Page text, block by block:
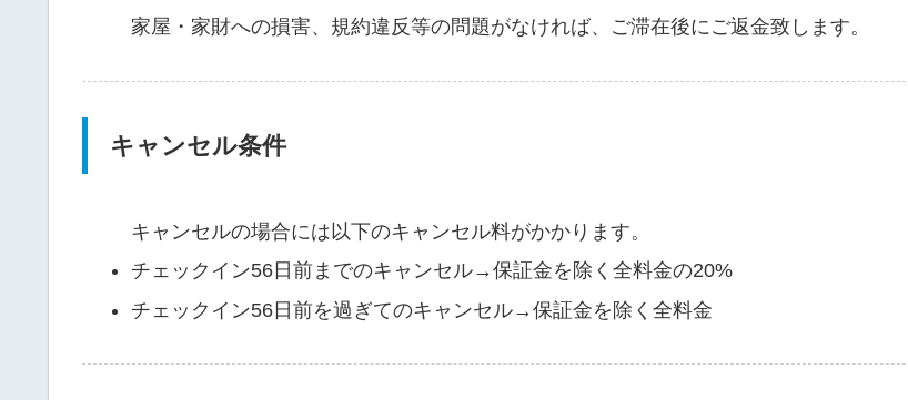
家屋・家財への損害、規約違反等の問題がなければ、ご滞在後にご返金致します。
キャンセル条件
キャンセルの場合には以下のキャンセル料がかかります。
チェックイン56日前までのキャンセル→保証金を除く全料金の20%
チェックイン56日前を過ぎてのキャンセル→保証金を除く全料金